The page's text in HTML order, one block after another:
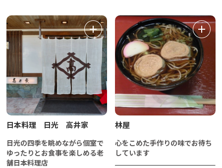
日本料理 日光 高井家
日光の四季を眺めながら個室で
ゆったりとお食事を楽しめる老
舗日本料理店
林屋
心をこめた手作りの味でお待ち
しています